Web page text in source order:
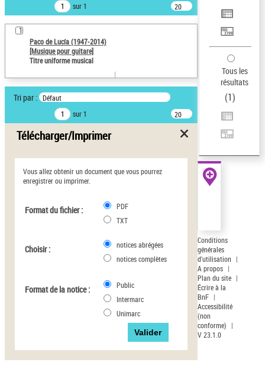
Auteur d’œuvre
Paco de Lucía (1947-2014)
Type de notice d'autorité
Œuvre
recherche
Type de notice d'autorité
Titre uniforme musical(1)
d’autorité
Auteur d’œuvre
sur 1
20
résultats/page
1
Paco de Lucía (1947-2014)
[Musique pour guitare]
Titre uniforme musical
Tri par : Défaut
sur 1
20
résultats/page
Télécharger/Imprimer
Vous allez obtenir un document que vous pourrez
enregistrer ou imprimer.
Format du fichier :
PDF
TXT
Choisir :
notices abrégées
notices complètes
Format de la notice :
Public
Intermarc
Unimarc
Tous les
résultats
(1)
Conditions
générales
d'utilisation |
A propos |
Plan du site |
Écrire à la
BnF |
Accessibilité
(non
conforme)
|
V 23.1.0